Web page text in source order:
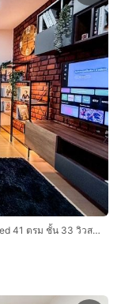
ศุภาลัย เวอเรนด้า รามคำแหง อุปกรณ์ไฟฟ้าครบ, 1 Bed 41 ตรม ชั้น 33 วิวสนามราชมังคลากีฬาสถาน พร้อมระเบียง